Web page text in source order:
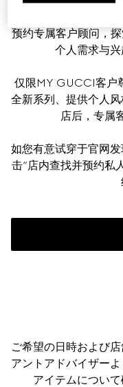
预约专属客户顾问，
个人需求与兴
仅限MY GUCCI客户
全新系列、提供个人
店后，专属
如您有意试穿于官网
击“店内查找并预约私
ご希望の日時および
アントアドバイザー
アイテムについ